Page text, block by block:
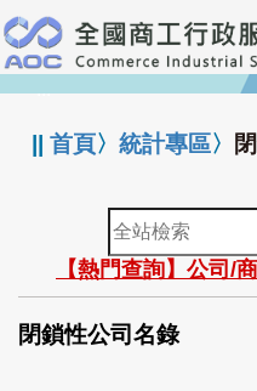
跳
到
主
要
:::
||首頁〉統計專區〉
全
站
檢
索
【熱門查詢】公司/
閉鎖性公司名錄